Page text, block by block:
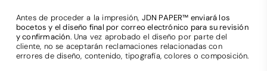
Antes de proceder a la impresión, JDN PAPER™ enviará los
bocetos y el diseño final por correo electrónico para su revisión
y confirmación. Una vez aprobado el diseño por parte del
cliente, no se aceptarán reclamaciones relacionadas con
errores de diseño, contenido, tipografía, colores o composición.